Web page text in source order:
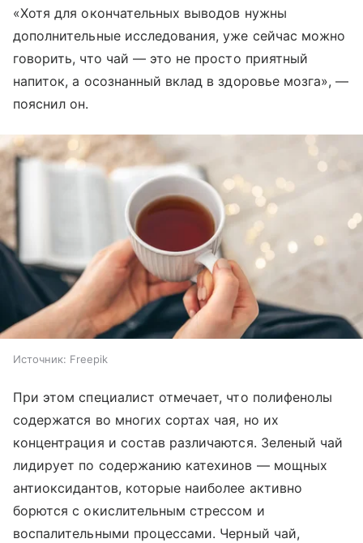
«Хотя для окончательных выводов нужны
дополнительные исследования, уже сейчас можно
говорить, что чай — это не просто приятный
напиток, а осознанный вклад в здоровье мозга», —
пояснил он.
Источник: Freepik
При этом специалист отмечает, что полифенолы
содержатся во многих сортах чая, но их
концентрация и состав различаются. Зеленый чай
лидирует по содержанию катехинов — мощных
антиоксидантов, которые наиболее активно
борются с окислительным стрессом и
воспалительными процессами. Черный чай,